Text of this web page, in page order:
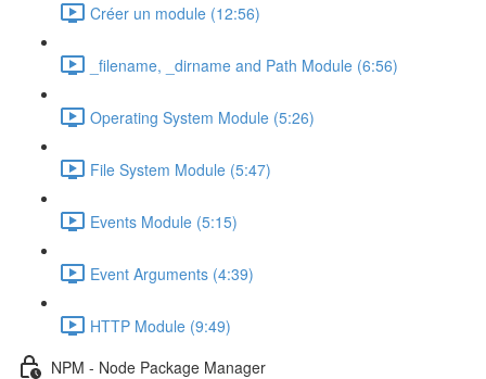
Créer un module (12:56)
_filename, _dirname and Path Module (6:56)
Operating System Module (5:26)
File System Module (5:47)
Events Module (5:15)
Event Arguments (4:39)
HTTP Module (9:49)
NPM - Node Package Manager